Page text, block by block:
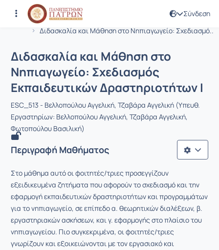
Σύνδεση
Αρχική Σελίδα
Διδασκαλία και Μάθηση στο Νηπιαγωγείο: Σχεδιασμό...
Μάθημα : Διδασκαλία και Μάθηση
Κωδικός : PN1566
Διδασκαλία και Μάθηση στο
Νηπιαγωγείο: Σχεδιασμός
Εκπαιδευτικών Δραστηριοτήτων Ι
ESC_513 - Βελλοπούλου Αγγελική, Τζαβάρα Αγγελική (Υπευθ.
Εργαστηρίων: Βελλοπούλου Αγγελική, Τζαβάρα Αγγελική,
Φωτοπούλου Βασιλική)
Περιγραφή Μαθήματος
Στο μάθημα αυτό οι φοιτητές/τριες προσεγγίζουν
εξειδικευμένα ζητήματα που αφορούν το σχεδιασμό και την
εφαρμογή εκπαιδευτικών δραστηριοτήτων και προγραμμάτων
για το νηπιαγωγείο, σε επίπεδο α. θεωρητικών διαλέξεων, β.
εργαστηριακών ασκήσεων, και γ. εφαρμογής στο πλαίσιο του
νηπιαγωγείου. Πιο συγκεκριμένα, οι φοιτητές/τριες
γνωρίζουν και εξοικειώνονται με τον εργασιακό και